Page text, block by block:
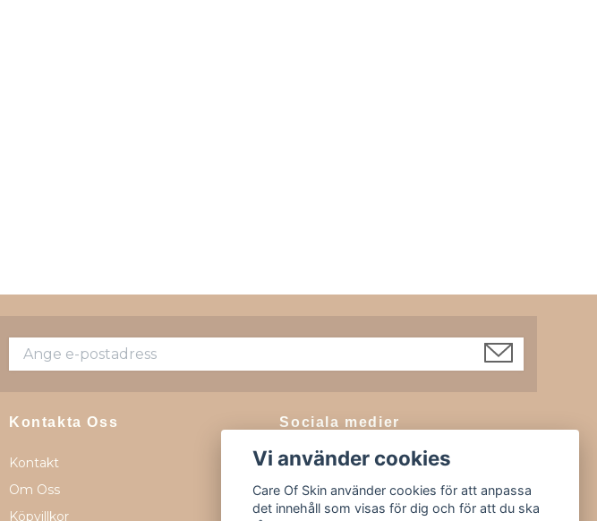
Kontakta Oss
Kontakt
Om Oss
Köpvillkor
Sociala medier
Facebook
Instagram
Tiktok
Vi använder cookies
Care Of Skin använder cookies för att anpassa
det innehåll som visas för dig och för att du ska